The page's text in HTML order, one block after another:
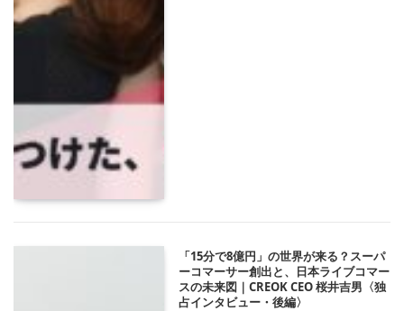
「15分で8億円」の世界が来る？スーパ
ーコマーサー創出と、日本ライブコマー
スの未来図｜CREOK CEO 桜井吉男〈独
占インタビュー・後編〉